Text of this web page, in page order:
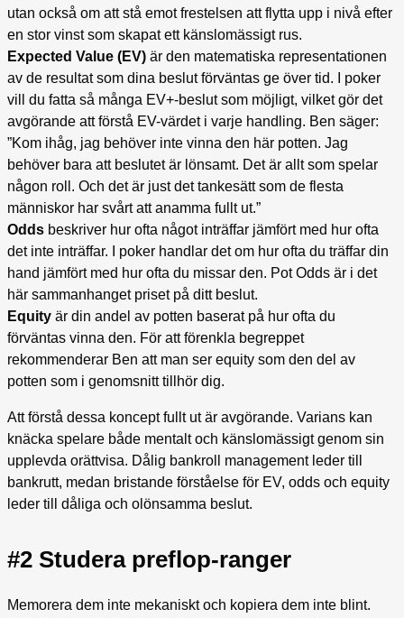
utan också om att stå emot frestelsen att flytta upp i nivå efter
en stor vinst som skapat ett känslomässigt rus.
Expected Value (EV) är den matematiska representationen
av de resultat som dina beslut förväntas ge över tid. I poker
vill du fatta så många EV+-beslut som möjligt, vilket gör det
avgörande att förstå EV-värdet i varje handling. Ben säger:
”Kom ihåg, jag behöver inte vinna den här potten. Jag
behöver bara att beslutet är lönsamt. Det är allt som spelar
någon roll. Och det är just det tankesätt som de flesta
människor har svårt att anamma fullt ut.”
Odds beskriver hur ofta något inträffar jämfört med hur ofta
det inte inträffar. I poker handlar det om hur ofta du träffar din
hand jämfört med hur ofta du missar den. Pot Odds är i det
här sammanhanget priset på ditt beslut.
Equity är din andel av potten baserat på hur ofta du
förväntas vinna den. För att förenkla begreppet
rekommenderar Ben att man ser equity som den del av
potten som i genomsnitt tillhör dig.
Att förstå dessa koncept fullt ut är avgörande. Varians kan
knäcka spelare både mentalt och känslomässigt genom sin
upplevda orättvisa. Dålig bankroll management leder till
bankrutt, medan bristande förståelse för EV, odds och equity
leder till dåliga och olönsamma beslut.
#2 Studera preflop-ranger
Memorera dem inte mekaniskt och kopiera dem inte blint.